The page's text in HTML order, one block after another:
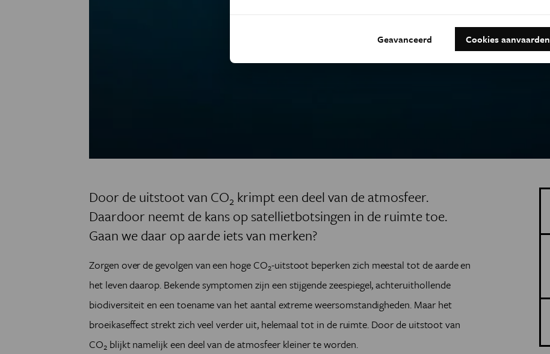
Door de uitstoot van CO2 krimpt een deel van de atmosfeer.
Daardoor neemt de kans op satellietbotsingen in de ruimte toe.
Gaan we daar op aarde iets van merken?
Zorgen over de gevolgen van een hoge CO2-uitstoot beperken zich meestal tot de aarde en
het leven daarop. Bekende symptomen zijn een stijgende zeespiegel, achteruithollende
biodiversiteit en een toename van het aantal extreme weersomstandigheden. Maar het
broeikaseffect strekt zich veel verder uit, helemaal tot in de ruimte. Door de uitstoot van
CO2blijkt namelijk een deel van de atmosfeer kleiner te worden.
Geavanceerd Cookies aanvaarden